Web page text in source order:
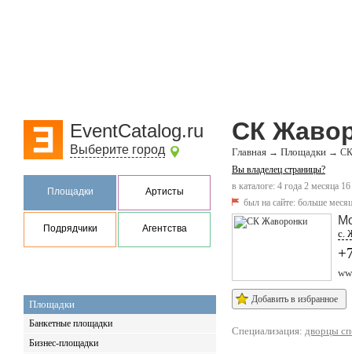
EventCatalog.ru
Выберите город
Площадки Артисты
Подрядчики Агентства
Площадки
Банкетные площадки
Бизнес-площадки
СК
Главная → Площадки →
Вы владелец страницы?
в каталоге: 4 года 2 месяца
был на сайте: больше
c.
Добавить в избранное
Специализация: дворцы